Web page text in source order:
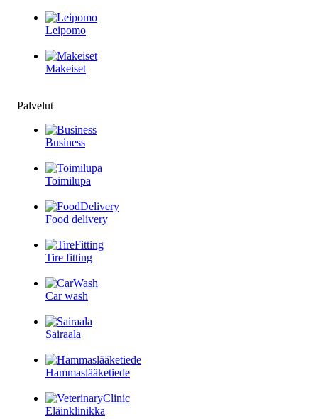
Leipomo
Makeiset
Palvelut
Business
Toimilupa
Food delivery
Tire fitting
Car wash
Sairaala
Hammaslääketiede
Eläinklinikka